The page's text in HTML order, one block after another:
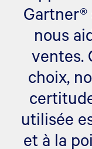
nous
ventes.
choix,
utilisée
et à la